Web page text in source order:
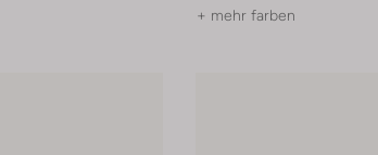
+ mehr farben